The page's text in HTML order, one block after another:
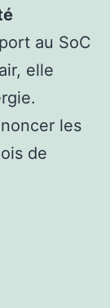
au SoC
elle
les
de